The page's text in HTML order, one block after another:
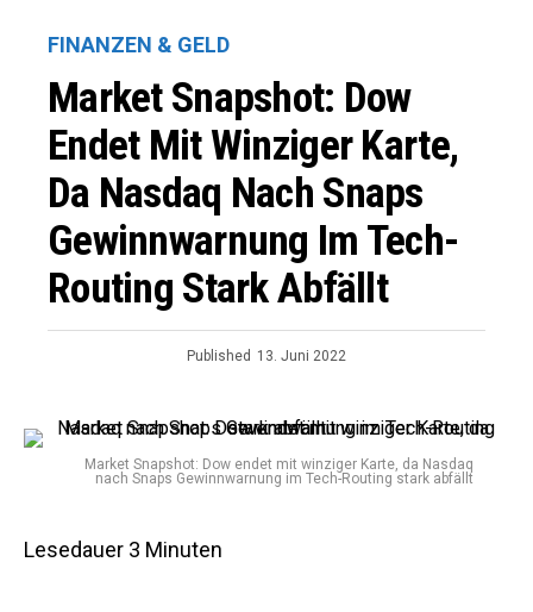
FINANZEN & GELD
Market Snapshot: Dow
Endet Mit Winziger Karte,
Da Nasdaq Nach Snaps
Gewinnwarnung Im Tech-
Routing Stark Abfällt
Published 13. Juni 2022
Market Snapshot: Dow endet mit winziger Karte, da Nasdaq
nach Snaps Gewinnwarnung im Tech-Routing stark abfällt
Lesedauer 3 Minuten